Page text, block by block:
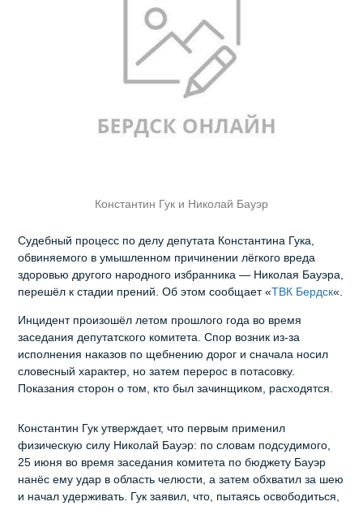
Константин Гук и Николай Бауэр
Судебный процесс по делу депутата Константина Гука,
обвиняемого в умышленном причинении лёгкого вреда
здоровью другого народного избранника — Николая Бауэра,
перешёл к стадии прений. Об этом сообщает «ТВК Бердск«.
Инцидент произошёл летом прошлого года во время
заседания депутатского комитета. Спор возник из‑за
исполнения наказов по щебнению дорог и сначала носил
словесный характер, но затем перерос в потасовку.
Показания сторон о том, кто был зачинщиком, расходятся.
Константин Гук утверждает, что первым применил
физическую силу Николай Бауэр: по словам подсудимого,
25 июня во время заседания комитета по бюджету Бауэр
нанёс ему удар в область челюсти, а затем обхватил за шею
и начал удерживать. Гук заявил, что, пытаясь освободиться,